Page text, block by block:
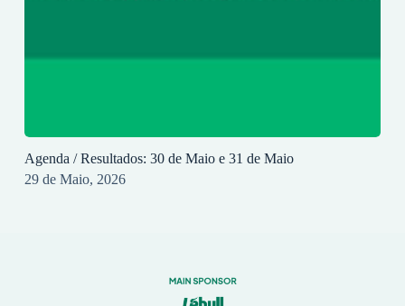
Agenda / Resultados: 30 de Maio e 31 de Maio
29 de Maio, 2026